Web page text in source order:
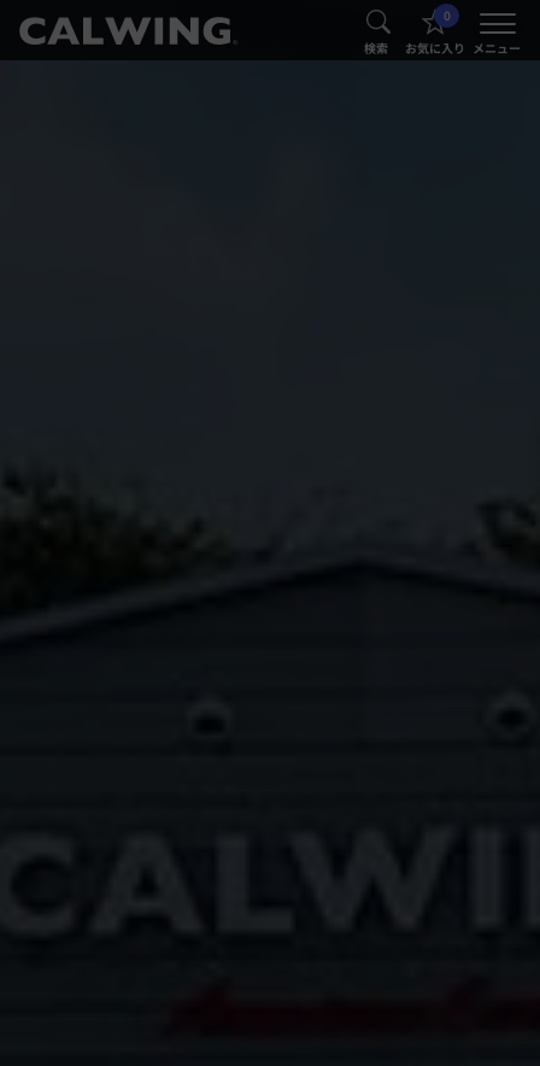
® 検索
0
お気に入り メニュー
®